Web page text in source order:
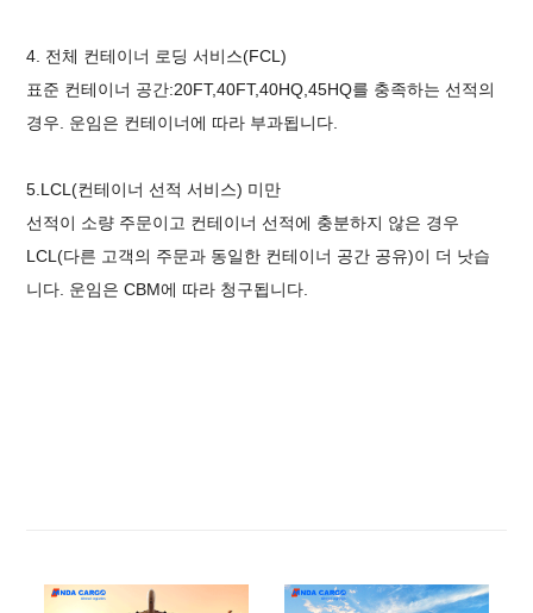
4. 전체 컨테이너 로딩 서비스(FCL)
표준 컨테이너 공간:20FT,40FT,40HQ,45HQ를 충족하는 선적의
경우. 운임은 컨테이너에 따라 부과됩니다.
5. LCL(컨테이너 선적 서비스) 미만
선적이 소량 주문이고 컨테이너 선적에 충분하지 않은 경우
LCL(다른 고객의 주문과 동일한 컨테이너 공간 공유)이 더 낫습
니다. 운임은 CBM에 따라 청구됩니다.